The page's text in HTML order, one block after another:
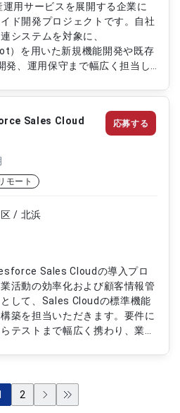
運用サービスを展開する企業に
ド開発プロジェクトです。自社
システムを対象に、
）を用いた新規機能開発や既存
発、運用保守まで幅広く担当し
バーサイドアプリケーション
客管理システムの新規構築およ
gRPCおよびREST APIの設
サービスのロジック改善およ
ムの運用・保守および障害対
連携した設計・レビュー・品
Sales Cloud
モート
/ 北浜
Sales Cloudの導入プロ
活動の効率化および顧客情報管
して、Sales Cloudの標準機能
築を担当いただきます。要件に
テストまで幅広く携わり、業務
・オブジェクト、項目、権限
作業 ・運用を考慮した業務フ
応募する
2